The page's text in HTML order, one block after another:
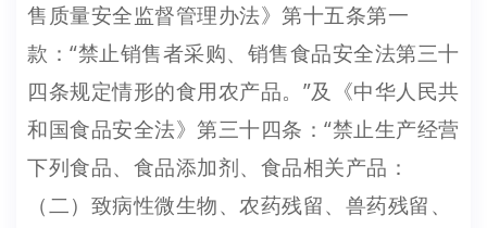
售质量安全监督管理办法》第十五条第一
款：“禁止销售者采购、销售食品安全法第三十
四条规定情形的食用农产品。”及《中华人民共
和国食品安全法》第三十四条：“禁止生产经营
下列食品、食品添加剂、食品相关产品：
（二）致病性微生物、农药残留、兽药残留、